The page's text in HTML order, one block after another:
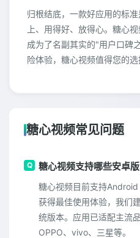
归根结底，一款好应用的标
上、用得好、放得心。糖心
成为了名副其实的"用户口碑
险体验，糖心视频值得您的选
糖心视频常见问题
糖心视频支持哪些安卓版
糖心视频目前支持
获得最佳使用体验，我们
统版本。应用已适配主流
OPPO、vivo、三星等。